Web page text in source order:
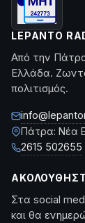
LEPANTO
Από την
Ελλάδα.
πολιτισμός.
Πάτρα: Νέα
2615 502655
Στα social
και θα